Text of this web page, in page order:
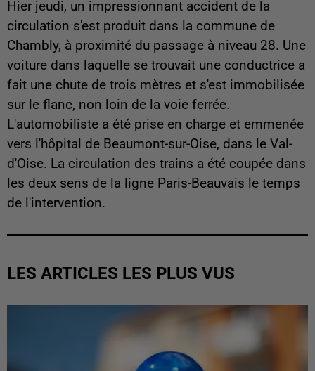
Hier jeudi, un impressionnant accident de la
circulation s'est produit dans la commune de
Chambly, à proximité du passage à niveau 28. Une
voiture dans laquelle se trouvait une conductrice a
fait une chute de trois mètres et s'est immobilisée
sur le flanc, non loin de la voie ferrée.
L'automobiliste a été prise en charge et emmenée
vers l'hôpital de Beaumont-sur-Oise, dans le Val-
d'Oise. La circulation des trains a été coupée dans
les deux sens de la ligne Paris-Beauvais le temps
de l'intervention.
LES ARTICLES LES PLUS VUS